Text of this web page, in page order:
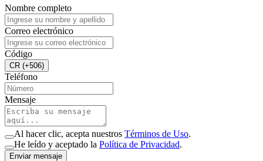
Nombre completo
Correo electrónico
Código
CR (+506)
Teléfono
Mensaje
Al hacer clic, acepta nuestros Términos de Uso.
He leído y aceptado la Política de Privacidad.
Enviar mensaje